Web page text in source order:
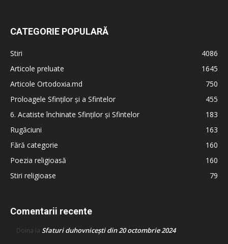
CATEGORIE POPULARĂ
Stiri
4086
Articole preluate
1645
Articole Ortodoxia.md
750
Proloagele Sfinților și a Sfintelor
455
6. Acatiste închinate Sfinților și Sfintelor
183
Rugăciuni
163
Fără categorie
160
Poezia religioasă
160
Stiri religioase
79
Comentarii recente
Doina la Sfaturi duhovnicești din 20 octombrie 2024